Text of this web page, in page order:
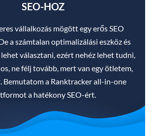
SEO-HOZ
vállalkozás mögött egy erős SEO
a számtalan optimalizálási eszköz és
választani, ezért nehéz lehet tudni,
ne félj tovább, mert van egy ötletem,
Bemutatom a Ranktracker all-in-one
a hatékony SEO-ért.